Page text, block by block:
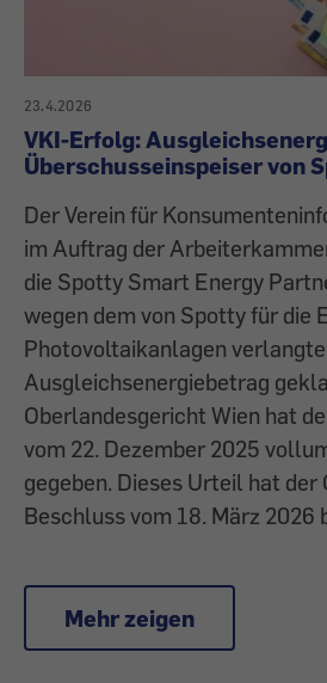
23.4.2026
VKI-Erfolg:
Überschusseinspeiser von
Der Verein für
im Auftrag der
die Spotty Smart Energy
wegen dem von Spotty für die
Photovoltaikanlagen
Ausgleichsenergiebetrag
Oberlandesgericht Wien hat
vom 22. Dezember 2025
gegeben. Dieses Urteil hat der
Beschluss vom 18. März 2026
Mehr zeigen